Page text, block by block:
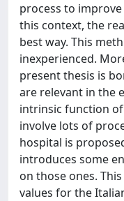
process to
this context, the
best way. This
inexperienced.
present thesis is
are relevant in the
intrinsic function
involve lots of
hospital is
introduces some
on those ones.
values for the